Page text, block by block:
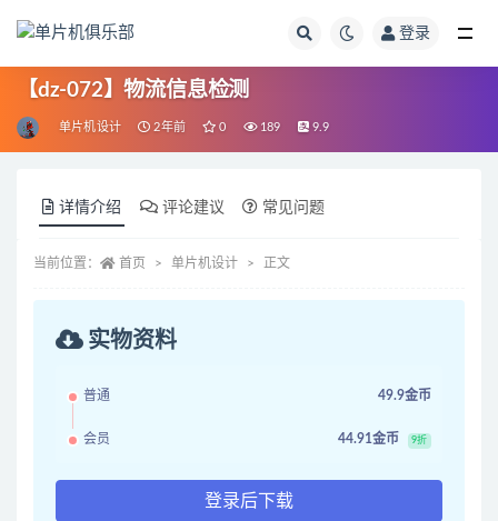
登录
【dz-072】物流信息检测
单片机设计 2年前 0 189 9.9
详情介绍 评论建议 常见问题
当前位置： 首页 单片机设计 正文
实物资料
普通 49.9金币
会员 44.91金币 9折
登录后下载